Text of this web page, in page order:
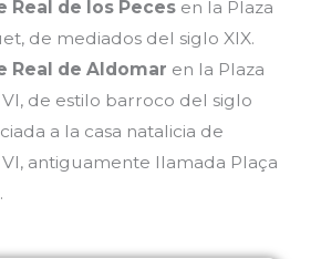
Real de los Peces en la Plaza
de mediados del siglo XIX.
Real de Aldomar en la Plaza
de estilo barroco del siglo
a la casa natalicia de
antiguamente llamada Plaça